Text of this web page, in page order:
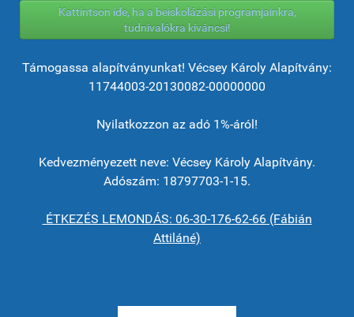
Kattintson ide, ha a beiskolázási programjainkra,
tudnivalókra kíváncsi!
Támogassa alapítványunkat! Vécsey Károly Alapítvány:
11744003-20130082-00000000
Nyilatkozzon az adó 1%-áról!
Kedvezményezett neve: Vécsey Károly Alapítvány.
Adószám: 18797703-1-15.
ÉTKEZÉS LEMONDÁS: 06-30-176-62-66 (Fábián
Attiláné)